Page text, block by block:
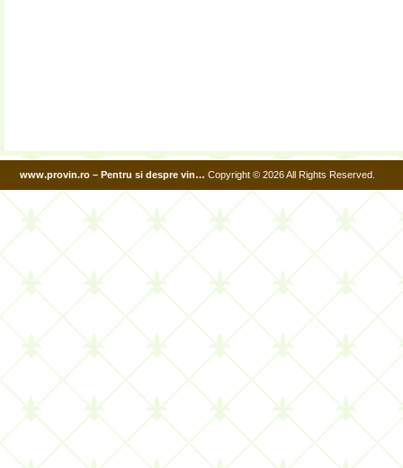
www.provin.ro – Pentru si despre vin… Copyright © 2026 All Rights Reserved.